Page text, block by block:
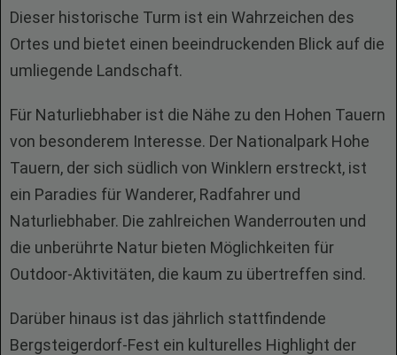
Dieser historische Turm ist ein Wahrzeichen des
Ortes und bietet einen beeindruckenden Blick auf die
umliegende Landschaft.
Für Naturliebhaber ist die Nähe zu den Hohen Tauern
von besonderem Interesse. Der Nationalpark Hohe
Tauern, der sich südlich von Winklern erstreckt, ist
ein Paradies für Wanderer, Radfahrer und
Naturliebhaber. Die zahlreichen Wanderrouten und
die unberührte Natur bieten Möglichkeiten für
Outdoor-Aktivitäten, die kaum zu übertreffen sind.
Darüber hinaus ist das jährlich stattfindende
Bergsteigerdorf-Fest ein kulturelles Highlight der